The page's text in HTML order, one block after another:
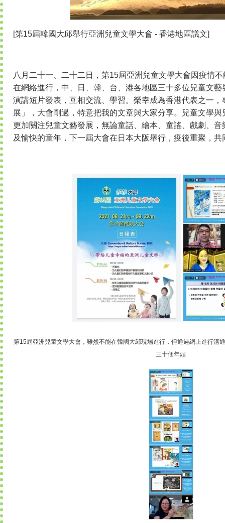
[第15屆韓國大邱舉行亞洲兒童文學大會 - 香港地區議文]
八月二十一、二十二日，第15屆亞洲兒童文學大會因疫情
在網絡進行，中、日、韓、台、港各地區三十多位兒童文
演講短片發表，互相交流、學習。榮幸成為香港代表之一
展」，大會剛過，特意把我的文章與大家分享。兒童文學
更加關注兒童文藝發展，無論童話、繪本、童謠、戲劇、
及愉快的童年，下一屆大會在日本大阪舉行，疫後重聚，
第15屆亞洲兒童文學大會，雖然不能在韓國大邱現場進行，但通過網上進行溝
三十個年頭